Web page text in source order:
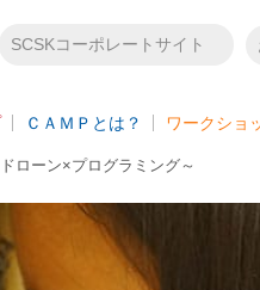
SCSKコーポレートサイト
ＣＡＭＰとは？ ワークショ
ローン×プログラミング～